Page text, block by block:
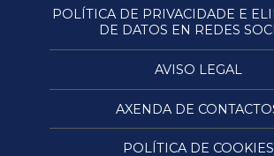
POLÍTICA DE PRIVACIDADE E
DE DATOS EN REDES
AVISO LEGAL
AXENDA DE
POLÍTICA DE COOKIES